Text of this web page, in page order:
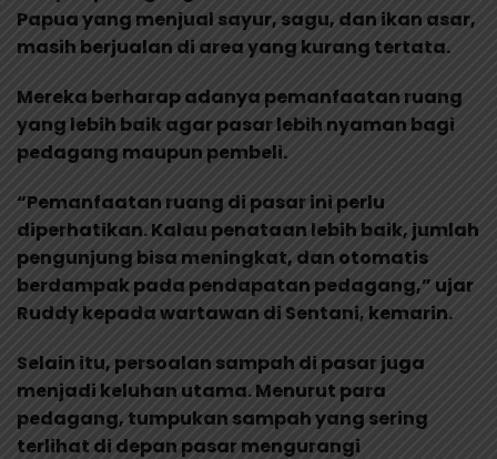
Papua yang menjual sayur, sagu, dan ikan asar,
masih berjualan di area yang kurang tertata.
Mereka berharap adanya pemanfaatan ruang
yang lebih baik agar pasar lebih nyaman bagi
pedagang maupun pembeli.
“Pemanfaatan ruang di pasar ini perlu
diperhatikan. Kalau penataan lebih baik, jumlah
pengunjung bisa meningkat, dan otomatis
berdampak pada pendapatan pedagang,” ujar
Ruddy kepada wartawan di Sentani, kemarin.
Selain itu, persoalan sampah di pasar juga
menjadi keluhan utama. Menurut para
pedagang, tumpukan sampah yang sering
terlihat di depan pasar mengurangi